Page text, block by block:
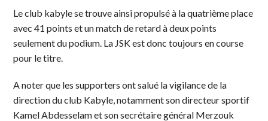
Le club kabyle se trouve ainsi propulsé à la quatrième place
avec 41 points et un match de retard à deux points
seulement du podium. La JSK est donc toujours en course
pour le titre.
A noter que les supporters ont salué la vigilance de la
direction du club Kabyle, notamment son directeur sportif
Kamel Abdesselam et son secrétaire général Merzouk